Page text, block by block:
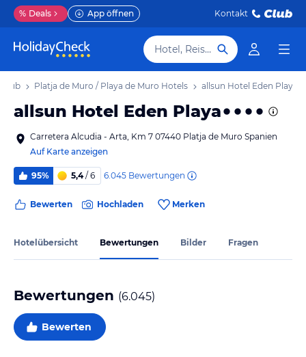
% Deals App öffnen Kontakt
Hotel, Reiseziel
Platja de Muro / Playa de Muro Hotels allsun Hotel Eden Playa
allsun Hotel Eden Playa
Carretera Alcudia - Arta, Km 7 07440 Platja de Muro Spanien
Auf Karte anzeigen
95% 5,4/ 6 6.045 Bewertungen
Bewerten Hochladen Merken
Hotelübersicht Bewertungen Bilder Fragen
Bewertungen (6.045)
Bewerten